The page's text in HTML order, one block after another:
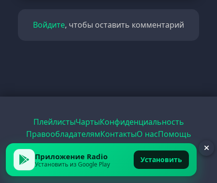
Войдите, чтобы оставить комментарий
ПлейлистыЧартыКонфиденциальность
ПравообладателямКонтактыО насПомощь
РецептыРадиоPDFRecordЕГЭ
© 2026 FirstRadio.
Приложение Radio
Установить из Google Play Установить